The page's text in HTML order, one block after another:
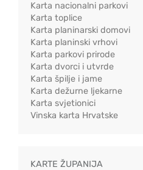
Karta nacionalni parkovi
Karta toplice
Karta planinarski domovi
Karta planinski vrhovi
Karta parkovi prirode
Karta dvorci i utvrde
Karta špilje i jame
Karta dežurne ljekarne
Karta svjetionici
Vinska karta Hrvatske
KARTE ŽUPANIJA